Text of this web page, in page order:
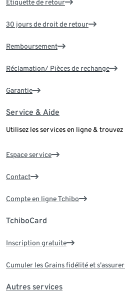
Étiquette de retour
30 jours de droit de retour
Remboursement
Réclamation/ Pièces de rechange
Garantie
Service & Aide
Utilisez les services en ligne &
Espace service
Contact
Compte en ligne Tchibo
TchiboCard
Inscription gratuite
Cumuler les Grains fidélité et
Autres services